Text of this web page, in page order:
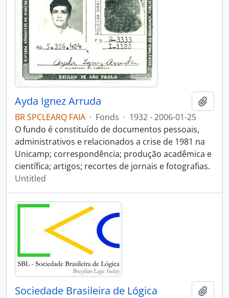
Ayda Ignez Arruda
BR SPCLEARQ FAIA · Fonds · 1932 - 2006-01-25
O fundo é constituído de documentos pessoais,
administrativos e relacionados a crise de 1981 na
Unicamp; correspondência; produção acadêmica e
científica; artigos; recortes de jornais e fotografias.
Untitled
Sociedade Brasileira de Lógica